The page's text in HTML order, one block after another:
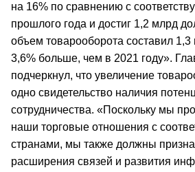
на 16% по сравнению с
прошлого года и достиг 1,2 млрд
объем товарооборота составил 1,3
3,6% больше, чем в 2021 году».
подчеркнул, что увеличение
одно свидетельство наличия
сотрудничества. «Поскольку мы
наши торговые отношения с
странами, мы также должны
расширения связей и развития